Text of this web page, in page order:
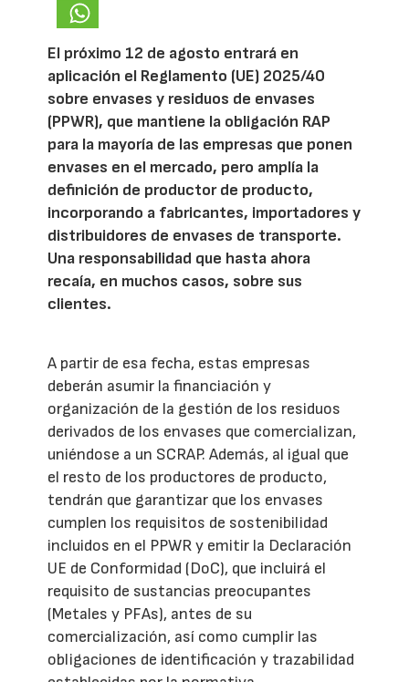
El próximo 12 de agosto entrará en
aplicación el Reglamento (UE) 2025/40
sobre envases y residuos de envases
(PPWR), que mantiene la obligación RAP
para la mayoría de las empresas que ponen
envases en el mercado, pero amplía la
definición de productor de producto,
incorporando a fabricantes, importadores y
distribuidores de envases de transporte.
Una responsabilidad que hasta ahora
recaía, en muchos casos, sobre sus
clientes.
A partir de esa fecha, estas empresas
deberán asumir la financiación y
organización de la gestión de los residuos
derivados de los envases que comercializan,
uniéndose a un SCRAP. Además, al igual que
el resto de los productores de producto,
tendrán que garantizar que los envases
cumplen los requisitos de sostenibilidad
incluidos en el PPWR y emitir la Declaración
UE de Conformidad (DoC), que incluirá el
requisito de sustancias preocupantes
(Metales y PFAs), antes de su
comercialización, así como cumplir las
obligaciones de identificación y trazabilidad